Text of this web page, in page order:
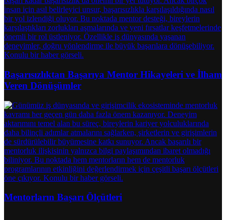
Başarısızlıktan Başarıya Mentor Hikayeleri ve İlham
Veren Dönüşümler
Mentorların Başarı Ölçütleri